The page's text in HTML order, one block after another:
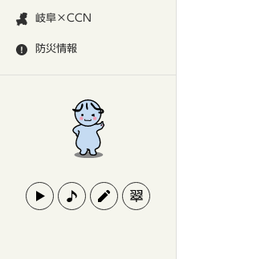
岐阜×CCN
防災情報